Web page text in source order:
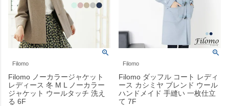
Filomo
Filomo ノーカラージャケット
レディース 冬 M L ノーカラー
ジャケット ウールタッチ 洗え
る 6F
Filomo
Filomo ダッフル コート レディ
ース カシミヤ ブレンド ウール
ハンドメイド 手縫い 一枚仕立
て 7F